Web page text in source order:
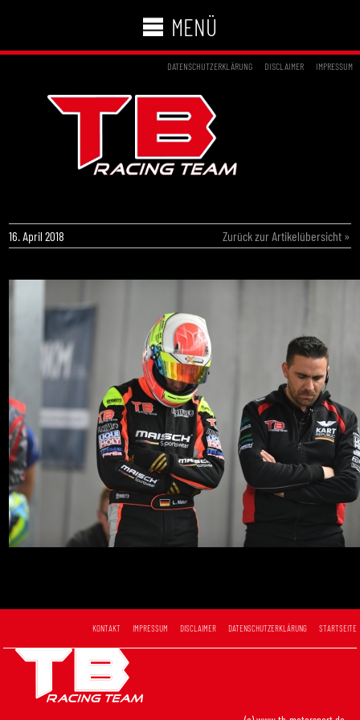
MENÜ
DATENSCHUTZERKLÄRUNG DISCLAIMER IMPRESSUM
16. April 2018 Zurück zur Artikelübersicht »
STARTSEITE
DATENSCHUTZERKLÄRUNG
DISCLAIMER
IMPRESSUM
KONTAKT